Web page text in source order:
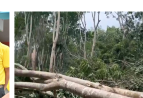
เพื่อนำขี้ยางพาราจำนวนกว่า 10 ตัว